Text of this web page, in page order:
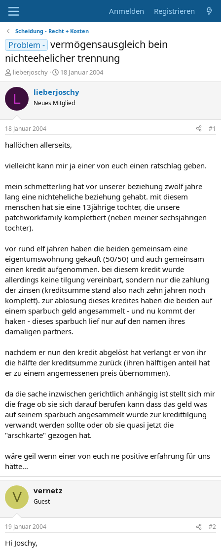
Anmelden Registrieren
Scheidung - Recht + Kosten
Problem - vermögensausgleich bein
nichteehelicher trennung
E
r
s
e
r
lieberjoschy
E
r
s
e
t
a
18 Januar 2004
L lieberjoschy
Neues Mitglied
18 Januar 2004 #1
hallöchen allerseits,
vielleicht kann mir ja einer von euch einen ratschlag geben.
mein schmetterling hat vor unserer beziehung zwölf jahre
lang eine nichteheliche beziehung gehabt. mit diesem
menschen hat sie eine 13jährige tochter, die unsere
patchworkfamily komplettiert (neben meiner sechsjährigen
tochter).
vor rund elf jahren haben die beiden gemeinsam eine
eigentumswohnung gekauft (50/50) und auch gemeinsam
einen kredit aufgenommen. bei diesem kredit wurde
allerdings keine tilgung vereinbart, sondern nur die zahlung
der zinsen (kreditsumme stand also nach zehn jahren noch
komplett). zur ablösung dieses kredites haben die beiden auf
einem sparbuch geld angesammelt - und nu kommt der
haken - dieses sparbuch lief nur auf den namen ihres
damaligen partners.
nachdem er nun den kredit abgelöst hat verlangt er von ihr
die hälfte der kreditsumme zurück (ihren hälftigen anteil hat
er zu einem angemessenen preis übernommen).
da die sache inzwischen gerichtlich anhängig ist stellt sich mir
die frage ob sie sich darauf berufen kann dass das geld was
auf seinem sparbuch angesammelt wurde zur kredittilgung
verwandt werden sollte oder ob sie quasi jetzt die
"arschkarte" gezogen hat.
wäre geil wenn einer von euch ne positive erfahrung für uns
hätte...
V vernetz
Guest
19 Januar 2004 #2
Hi Joschy,